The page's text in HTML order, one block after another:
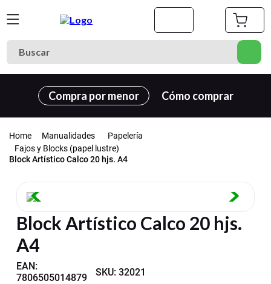
Buscar
Compra por menor Cómo comprar
Manualidades
Papelería
Fajos y Blocks (papel lustre)
Block Artístico Calco 20 hjs. A4
Block Artístico Calco 20 hjs.
A4
EAN:
7806505014879
SKU:32021
Términos más buscados
cuaderno
3. cuadernos
7. harry potter
8.
9. cartulina